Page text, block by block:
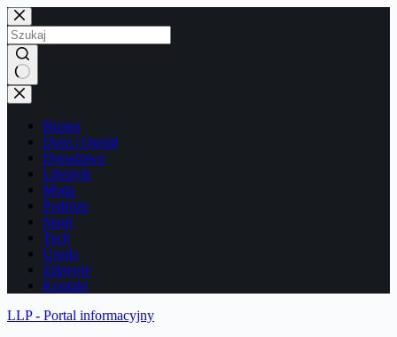
Przejdź
do
treści
Brak
wyników
Biznes
Dom i Ogród
Doradztwo
Lifestyle
Moda
Podróże
Sport
Tech
Uroda
Zdrowie
Kontakt
LLP - Portal informacyjny